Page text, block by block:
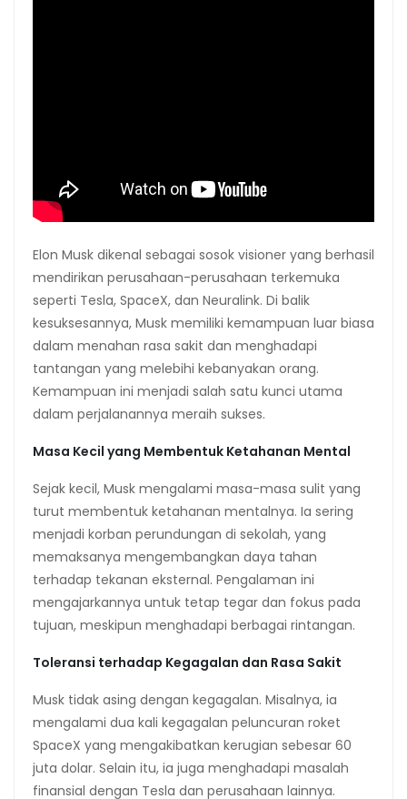
Elon Musk dikenal sebagai sosok visioner yang berhasil
mendirikan perusahaan-perusahaan terkemuka
seperti Tesla, SpaceX, dan Neuralink. Di balik
kesuksesannya, Musk memiliki kemampuan luar biasa
dalam menahan rasa sakit dan menghadapi
tantangan yang melebihi kebanyakan orang.
Kemampuan ini menjadi salah satu kunci utama
dalam perjalanannya meraih sukses.
Masa Kecil yang Membentuk Ketahanan Mental
Sejak kecil, Musk mengalami masa-masa sulit yang
turut membentuk ketahanan mentalnya. Ia sering
menjadi korban perundungan di sekolah, yang
memaksanya mengembangkan daya tahan
terhadap tekanan eksternal. Pengalaman ini
mengajarkannya untuk tetap tegar dan fokus pada
tujuan, meskipun menghadapi berbagai rintangan.
Toleransi terhadap Kegagalan dan Rasa Sakit
Musk tidak asing dengan kegagalan. Misalnya, ia
mengalami dua kali kegagalan peluncuran roket
SpaceX yang mengakibatkan kerugian sebesar 60
juta dolar. Selain itu, ia juga menghadapi masalah
finansial dengan Tesla dan perusahaan lainnya.